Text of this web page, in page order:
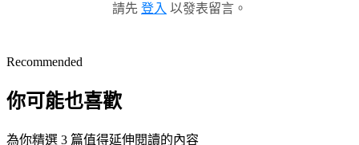
請先 登入 以發表留言。
Recommended
你可能也喜歡
為你精選 3 篇值得延伸閱讀的內容